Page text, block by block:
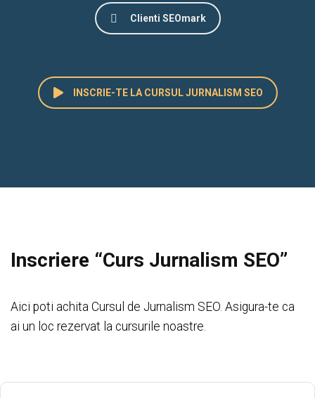
Clienti SEOmark
INSCRIE-TE LA CURSUL JURNALISM SEO
Inscriere “Curs Jurnalism SEO”
Aici poti achita Cursul de Jurnalism SEO. Asigura-te ca
ai un loc rezervat la cursurile noastre.